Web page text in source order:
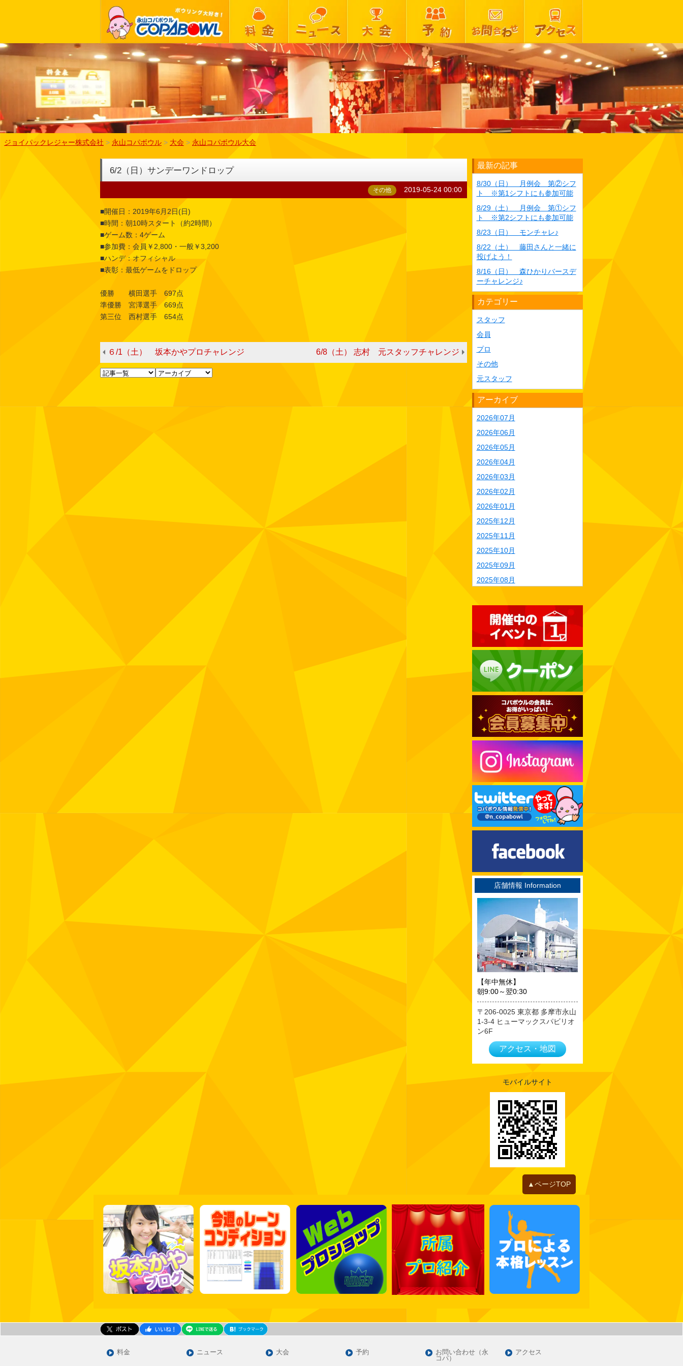
ジョイパックレジャー株式会社 > 永山コパボウル > 大会 > 永山コパボウル大会
6/2（日）サンデーワンドロップ
その他 2019-05-24 00:00
■開催日：2019年6月2日(日)
■時間：朝10時スタート（約2時間）
■ゲーム数：4ゲーム
■参加費：会員￥2,800・一般￥3,200
■ハンデ：オフィシャル
■表彰：最低ゲームをドロップ
優勝 横田選手 697点
準優勝 宮澤選手 669点
第三位 西村選手 654点
６/1（土） 坂本かやプロチャレンジ 6/8（土） 志村 元スタッフチャレンジ
最新の記事
8/30（日） 月例会 第②シフ
ト ※第1シフトにも参加可能
8/29（土） 月例会 第①シフ
ト ※第2シフトにも参加可能
8/23（日） モンチャレ♪
8/22（土） 藤田さんと一緒に
投げよう！
8/16（日） 森ひかりバースデ
ーチャレンジ♪
カテゴリー
スタッフ
会員
プロ
その他
元スタッフ
アーカイブ
2026年07月
2026年06月
2026年05月
2026年04月
2026年03月
2026年02月
2026年01月
2025年12月
2025年11月
2025年10月
2025年09月
2025年08月
2025年05月
2025年04月
2025年03月
2025年02月
2025年01月
2024年12月
2024年11月
2024年10月
2024年09月
2024年08月
2024年07月
2024年06月
2024年05月
2024年04月
2024年03月
2024年02月
2024年01月
2023年12月
2023年11月
2023年10月
2023年09月
2023年08月
2023年07月
2023年06月
2023年05月
2023年04月
2023年02月
2023年01月
2022年12月
2022年11月
2022年10月
2022年08月
2022年07月
2022年06月
2022年05月
2022年04月
2022年01月
2021年11月
2021年10月
2021年09月
2021年07月
2021年06月
2021年05月
2021年01月
店舗情報 Information
【年中無休】
朝9:00～翌0:30
206-0025 東京都 多摩市永山
1-3-4 ヒューマックスパビリオ
ン6F
アクセス・地図
モバイルサイト
▲ページTOP
料金 ニュース 大会 予約
お問い合わせ（永
コパ）
アクセス